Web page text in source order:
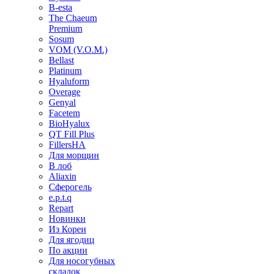
B-esta
The Chaeum
Premium
Sosum
VOM (V.O.M.)
Bellast
Platinum
Hyaluform
Overage
Genyal
Facetem
BioHyalux
QT Fill Plus
FillersHA
Для морщин
В лоб
Aliaxin
Сферогель
e.p.t.q
Repart
Новинки
Из Кореи
Для ягодиц
По акции
Для носогубных
складок